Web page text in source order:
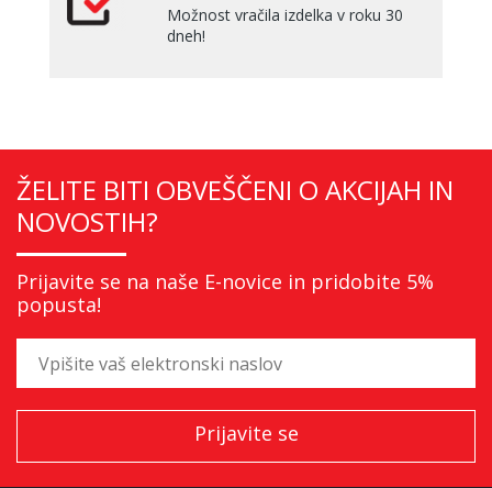
Možnost vračila izdelka v roku 30
dneh!
ŽELITE BITI OBVEŠČENI O AKCIJAH IN
NOVOSTIH?
Prijavite se na naše E-novice in pridobite 5%
popusta!